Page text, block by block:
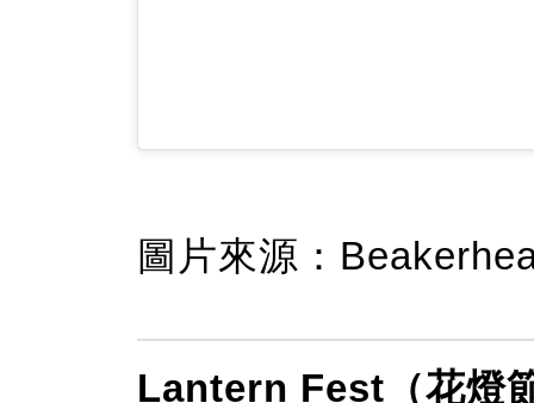
圖片來源：
Lantern Fest（花燈